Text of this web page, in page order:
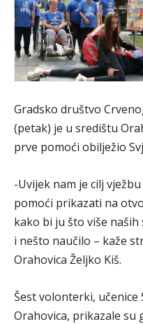
Gradsko društvo
(petak) je u središtu
prve pomoći obilježio
-Uvijek nam je cilj
pomoći prikazati na
kako bi ju što više
i nešto naučilo – kaže
Orahovica Željko Kiš.
Šest volonterki, učenice
Orahovica, prikazale su